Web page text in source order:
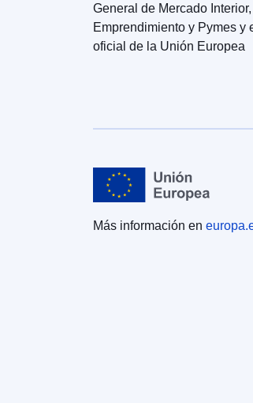
General de Mercado
Emprendimiento y Pymes y
oficial de la Unión Europea
Más información en